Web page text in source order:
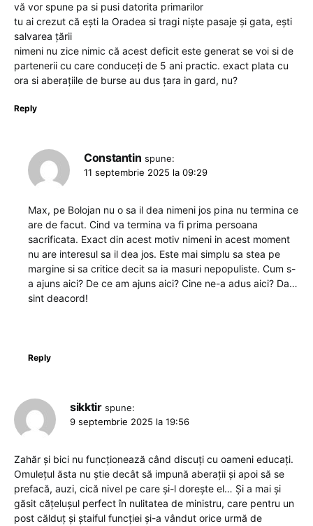
vă vor spune pa si pusi datorita primarilor
tu ai crezut că ești la Oradea si tragi niște pasaje și gata, ești
salvarea țării
nimeni nu zice nimic că acest deficit este generat se voi si de
partenerii cu care conduceți de 5 ani practic. exact plata cu
ora si aberațiile de burse au dus țara in gard, nu?
Reply
Constantin spune:
11 septembrie 2025 la 09:29
Max, pe Bolojan nu o sa il dea nimeni jos pina nu termina ce
are de facut. Cind va termina va fi prima persoana
sacrificata. Exact din acest motiv nimeni in acest moment
nu are interesul sa il dea jos. Este mai simplu sa stea pe
margine si sa critice decit sa ia masuri nepopuliste. Cum s-
a ajuns aici? De ce am ajuns aici? Cine ne-a adus aici? Da…
sint deacord!
Reply
sikktir spune:
9 septembrie 2025 la 19:56
Zahăr și bici nu funcționează când discuți cu oameni educați.
Omulețul ăsta nu știe decât să impună aberații și apoi să se
prefacă, auzi, cică nivel pe care și-l dorește el… Și a mai și
găsit cățelușul perfect în nulitatea de ministru, care pentru un
post călduț și ștaiful funcției și-a vândut orice urmă de